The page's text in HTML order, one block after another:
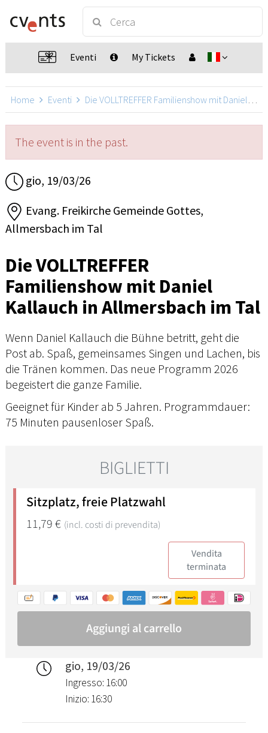
Eventi My Tickets
Home Eventi Die VOLLTREFFER Familienshow mit Daniel Kallauch
The event is in the past.
gio, 19/03/26
Evang. Freikirche Gemeinde Gottes,
Allmersbach im Tal
Die VOLLTREFFER
Familienshow mit Daniel
Kallauch in Allmersbach im Tal
Wenn Daniel Kallauch die Bühne betritt, geht die
Post ab. Spaß, gemeinsames Singen und Lachen, bis
die Tränen kommen. Das neue Programm 2026
begeistert die ganze Familie.
Geeignet für Kinder ab 5 Jahren. Programmdauer:
75 Minuten pausenloser Spaß.
gio, 19/03/26
Ingresso: 16:00
Inizio: 16:30